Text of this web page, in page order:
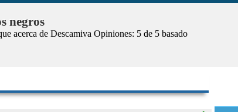
negros
acerca de Descamiva Opiniones: 5 de 5 basado